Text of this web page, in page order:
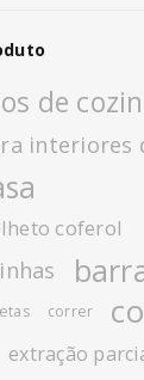
de
interiores
coferol
correr
extração